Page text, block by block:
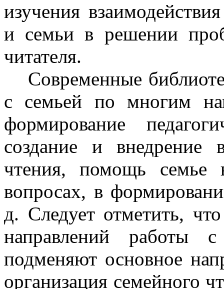
изучения
и семьи в решении
читателя.
Современные
с семьей по многим
формирование
создание и внедрение
чтения, помощь семье
вопросах, в
д. Следует отметить,
направлений работы
подменяют основное
организация семейного